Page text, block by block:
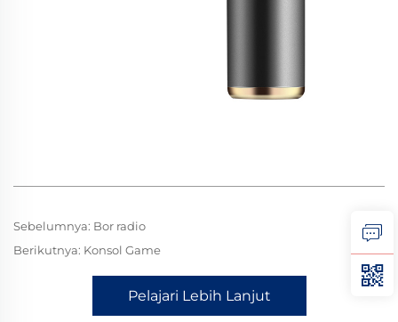
Sebelumnya: Bor radio
Berikutnya: Konsol Game
Pelajari Lebih Lanjut